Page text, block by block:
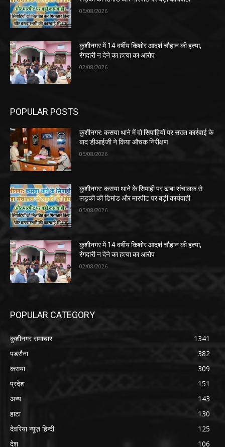
05/08/2026
कुशीनगर में 14 वर्षीय किशोर आदर्श चौहान की हत्या,
रंगदारी न देने का हत्या का आरोप
02/08/2026
POPULAR POSTS
कुशीनगर: कसया थाने में दो सिपाहियों पर सख्त कार्रवाई के
बाद डीआईजी ने किया औचक निरीक्षण
05/08/2026
कुशीनगर: कसया थाने के सिपाही पर ढाबा संचालक से
लड़की की डिमांड और मारपीट पर बड़ी कार्यवाही
05/08/2026
कुशीनगर में 14 वर्षीय किशोर आदर्श चौहान की हत्या,
रंगदारी न देने का हत्या का आरोप
02/08/2026
POPULAR CATEGORY
कुशीनगर समाचार
1341
पडरौना
382
कसया
309
प्रदेश
151
अन्य
143
हाटा
130
देवरिया न्यूज़ हिन्दी
125
देश
106